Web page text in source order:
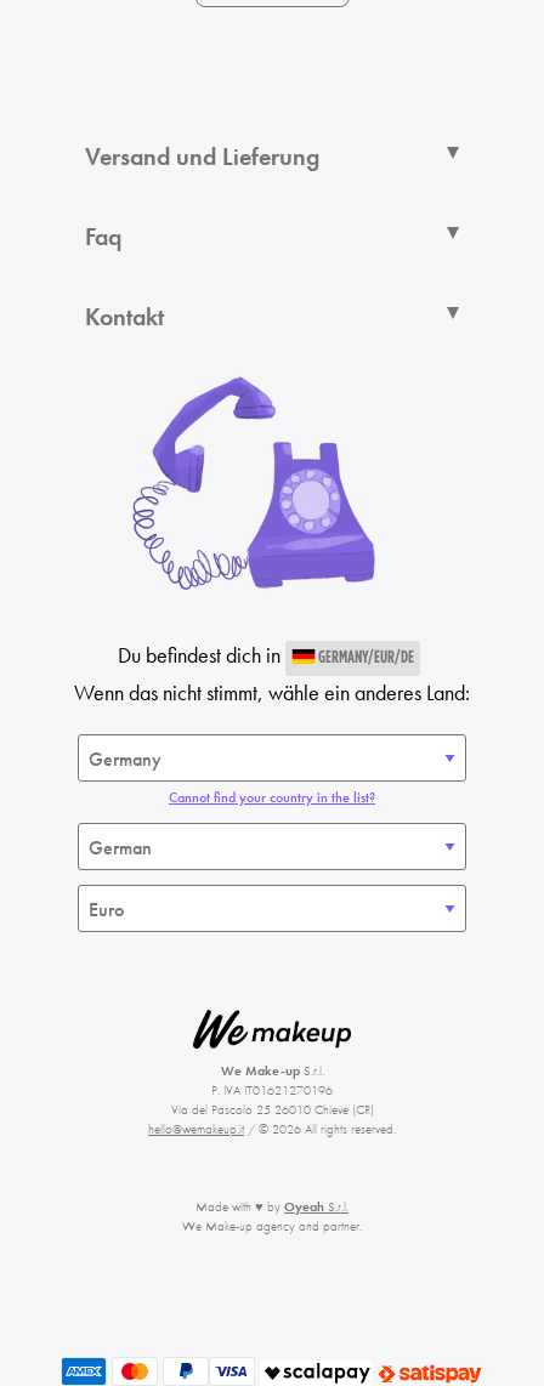
Versand und Lieferung
Faq
Kontakt
Du befindest dich in GERMANY/EUR/DE
Wenn das nicht stimmt, wähle ein anderes Land:
Cannot find your country in the list?
We Make-upS.r.l.
P. IVA IT01621270196
Via del Pascolo 25 26010 Chieve (CR)
hello@wemakeup.it / © 2026 All rights reserved.
Made with ♥ by Oyeah S.r.l.
We Make-up agency and partner.